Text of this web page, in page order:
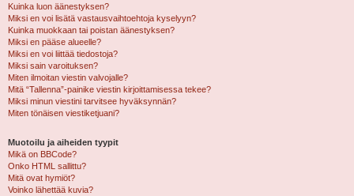
Kuinka luon äänestyksen?
Miksi en voi lisätä vastausvaihtoehtoja kyselyyn?
Kuinka muokkaan tai poistan äänestyksen?
Miksi en pääse alueelle?
Miksi en voi liittää tiedostoja?
Miksi sain varoituksen?
Miten ilmoitan viestin valvojalle?
Mitä “Tallenna”-painike viestin kirjoittamisessa tekee?
Miksi minun viestini tarvitsee hyväksynnän?
Miten tönäisen viestiketjuani?
Muotoilu ja aiheiden tyypit
Mikä on BBCode?
Onko HTML sallittu?
Mitä ovat hymiöt?
Voinko lähettää kuvia?